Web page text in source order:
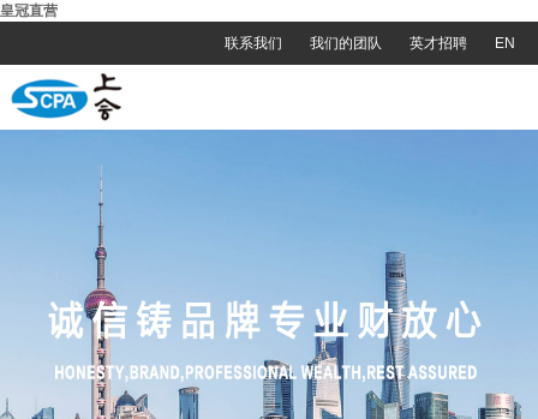
皇冠直营
联系我们
我们的团队 英才招聘 EN